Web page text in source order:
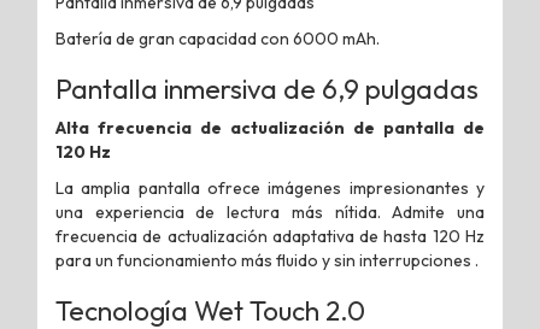
Batería de gran capacidad con 6000 mAh.
Pantalla inmersiva de 6,9 ​​pulgadas
Alta frecuencia de actualización de pantalla de
120 Hz
La amplia pantalla ofrece imágenes impresionantes y
una experiencia de lectura más nítida. Admite una
frecuencia de actualización adaptativa de hasta 120 Hz
para un funcionamiento más fluido y sin interrupciones .
Tecnología Wet Touch 2.0